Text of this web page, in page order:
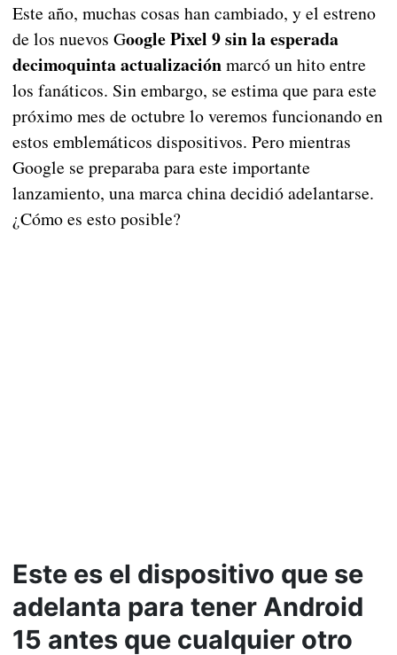
Este año, muchas cosas han cambiado, y el estreno
de los nuevos Google Pixel 9 sin la esperada
decimoquinta actualizaciónmarcó un hito entre
los fanáticos. Sin embargo, se estima que para este
próximo mes de octubre lo veremos funcionando en
estos emblemáticos dispositivos. Pero mientras
Google se preparaba para este importante
lanzamiento, una marca china decidió adelantarse.
¿Cómo es esto posible?
Este es el dispositivo que se
adelanta para tener Android
15 antes que cualquier otro